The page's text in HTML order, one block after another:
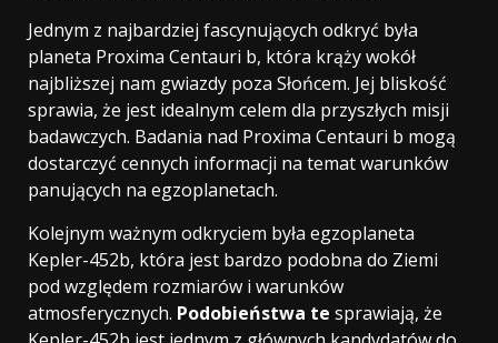
Jednym z najbardziej fascynujących odkryć była
planeta Proxima Centauri b, która krąży wokół
najbliższej nam gwiazdy poza Słońcem. Jej bliskość
sprawia, że jest idealnym celem dla przyszłych misji
badawczych. Badania nad Proxima Centauri b mogą
dostarczyć cennych informacji na temat warunków
panujących na egzoplanetach.
Kolejnym ważnym odkryciem była egzoplaneta
Kepler-452b, która jest bardzo podobna do Ziemi
pod względem rozmiarów i warunków
atmosferycznych. Podobieństwa te sprawiają, że